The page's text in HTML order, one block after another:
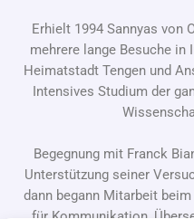
Erhielt 1994 Sannyas von
mehrere lange Besuche in
Heimatstadt Tengen und
Intensives Studium der
Begegnung mit Franck
Unterstützung seiner
dann begann Mitarbeit